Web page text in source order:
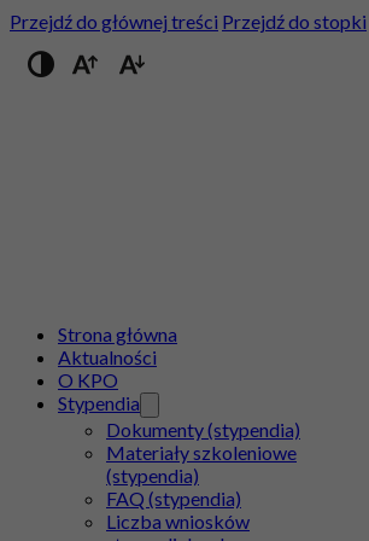
Przejdź do głównej treści Przejdź do stopki
Przełącz na wysoki kontrast
Strona główna
Aktualności
O KPO
Stypendia
Dokumenty (stypendia)
Materiały szkoleniowe
(stypendia)
FAQ (stypendia)
Liczba wniosków